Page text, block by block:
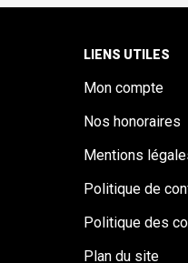
LIENS UTILES
Mon compte
Nos honoraires
Mentions
Politique de
Politique des
Plan du site